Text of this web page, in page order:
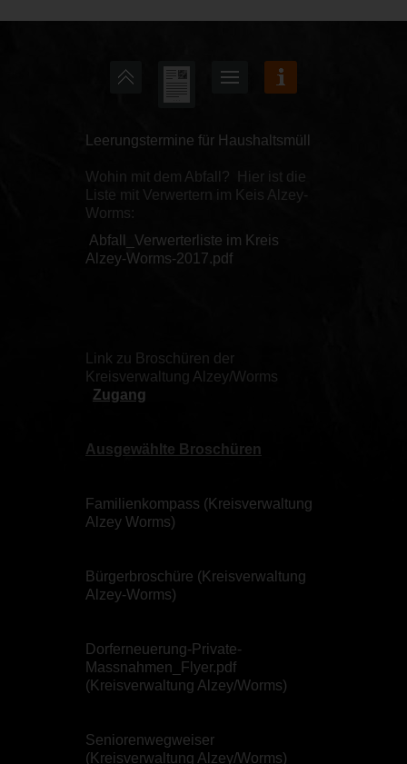
Leerungstermine für Haushaltsmüll
Wohin mit dem Abfall? Hier ist die
Liste mit Verwertern im Keis Alzey-
Worms:
Abfall_Verwerterliste im Kreis
Alzey-Worms-2017.pdf
Link zu Broschüren der
Kreisverwaltung Alzey/Worms
Zugang
Ausgewählte Broschüren
Familienkompass (Kreisverwaltung
Alzey Worms)
Bürgerbroschüre (Kreisverwaltung
Alzey-Worms)
Dorferneuerung-Private-
Massnahmen_Flyer.pdf
(Kreisverwaltung Alzey/Worms)
Seniorenwegweiser
(Kreisverwaltung Alzey/Worms)